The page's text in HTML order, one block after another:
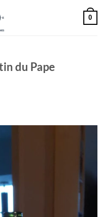
0
du Pape